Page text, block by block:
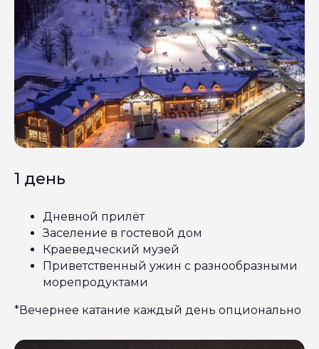
1 день
Дневной прилёт
Заселение в гостевой дом
Краеведческий музей
Приветственный ужин с разнообразными
морепродуктами
*Вечернее катание каждый день опционально